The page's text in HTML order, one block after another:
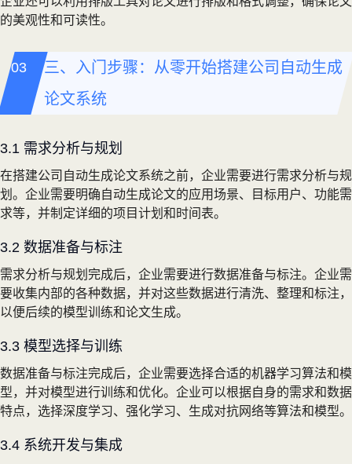
的美观性和可读性。
三、入门步骤：从零开始搭建公司自动生成
论文系统
3.1 需求分析与规划
在搭建公司自动生成论文系统之前，企业需要进行需求分析与规
划。企业需要明确自动生成论文的应用场景、目标用户、功能需
求等，并制定详细的项目计划和时间表。
3.2 数据准备与标注
需求分析与规划完成后，企业需要进行数据准备与标注。企业需
要收集内部的各种数据，并对这些数据进行清洗、整理和标注，
以便后续的模型训练和论文生成。
3.3 模型选择与训练
数据准备与标注完成后，企业需要选择合适的机器学习算法和模
型，并对模型进行训练和优化。企业可以根据自身的需求和数据
特点，选择深度学习、强化学习、生成对抗网络等算法和模型。
3.4 系统开发与集成